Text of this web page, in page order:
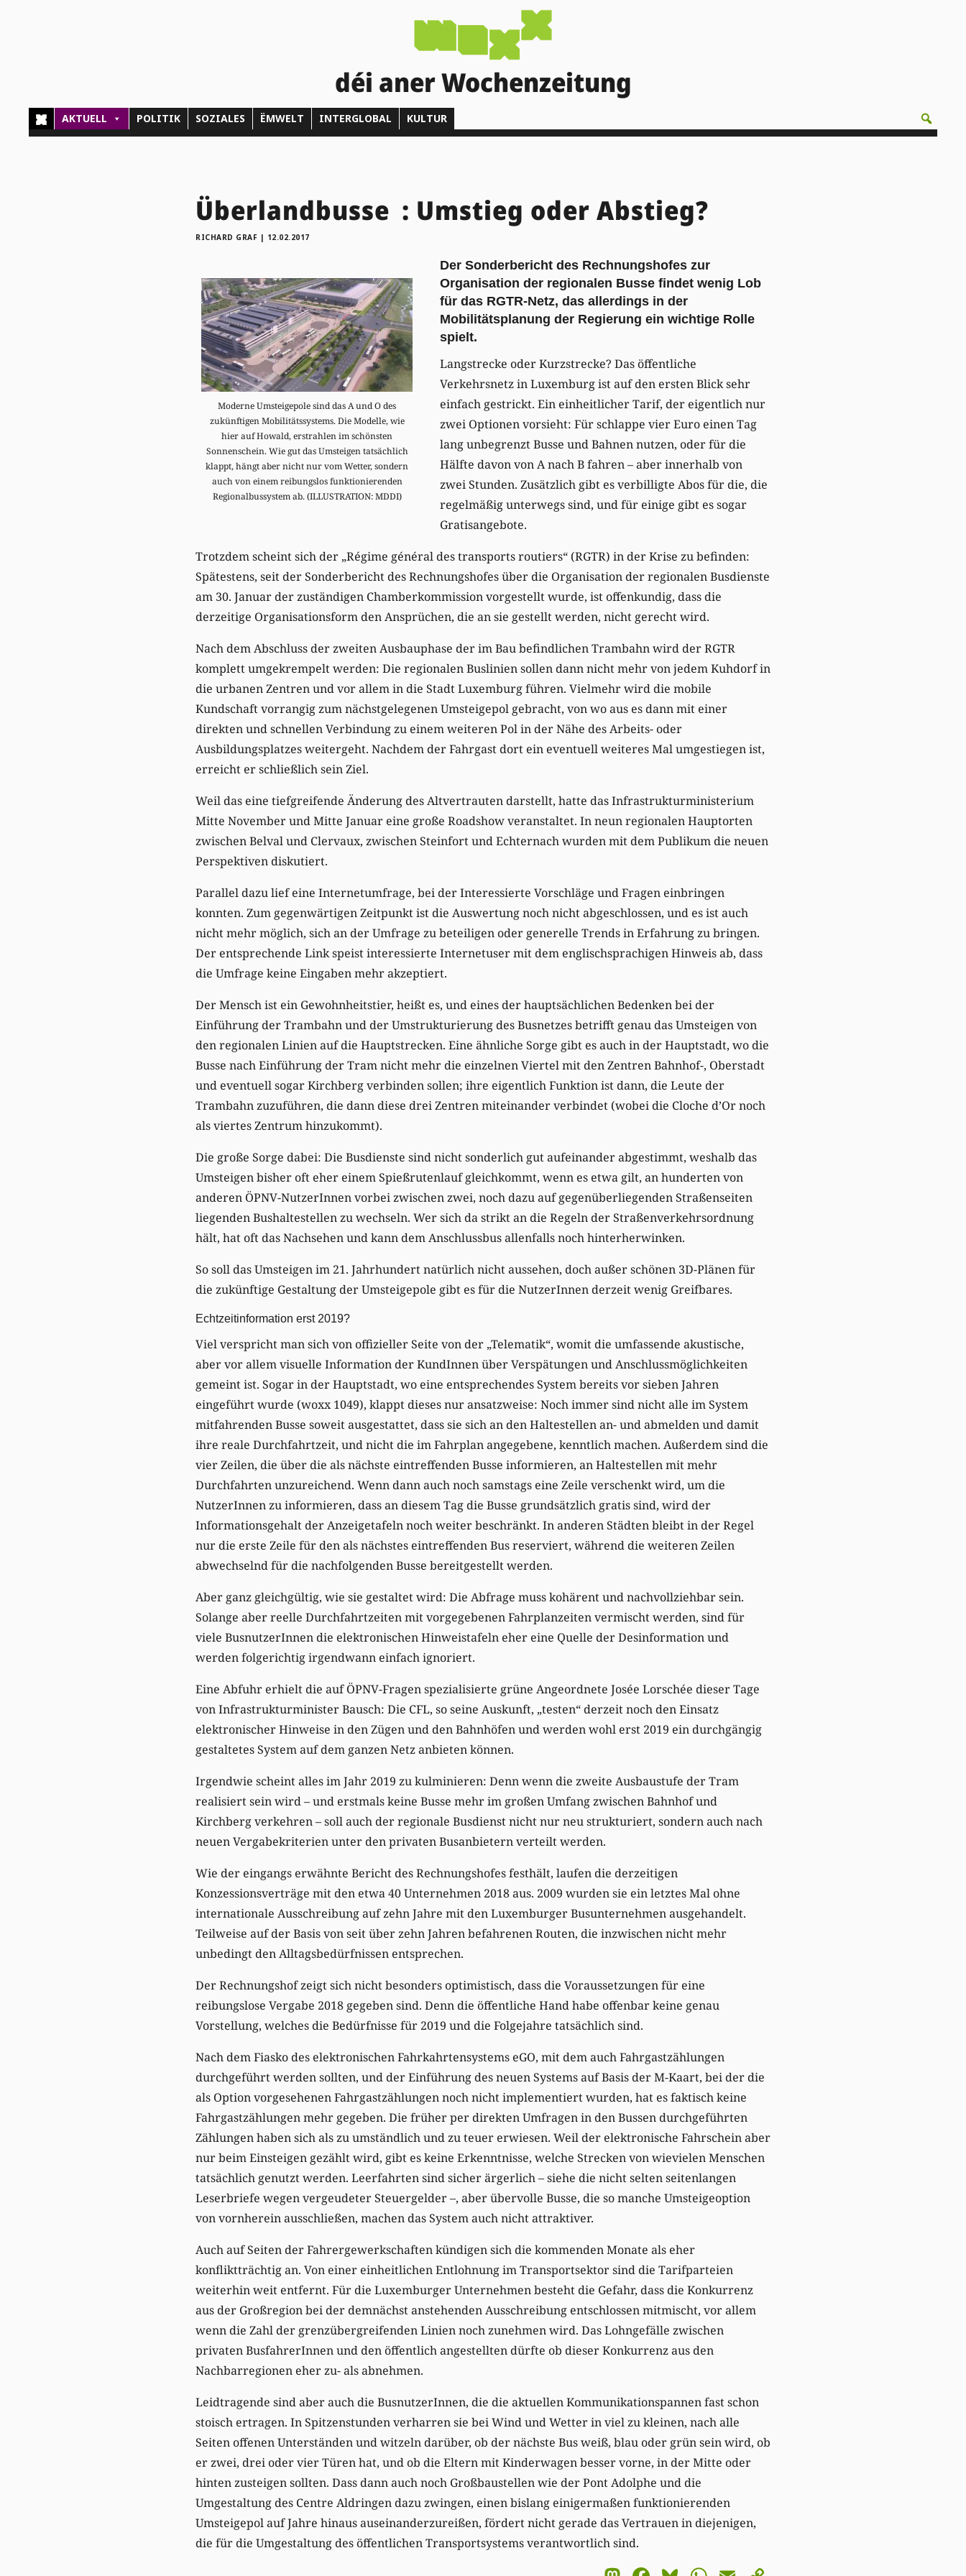
déi aner Wochenzeitung
AKTUELL POLITIK SOZIALES ËMWELT INTERGLOBAL KULTUR
Überlandbusse : Umstieg oder Abstieg?
RICHARD GRAF | 12.02.2017
Moderne Umsteigepole sind das A und O des
zukünftigen Mobilitätssystems. Die Modelle, wie
hier auf Howald, erstrahlen im schönsten
Sonnenschein. Wie gut das Umsteigen tatsächlich
klappt, hängt aber nicht nur vom Wetter, sondern
auch von einem reibungslos funktionierenden
Regionalbussystem ab. (ILLUSTRATION: MDDI)
Der Sonderbericht des Rechnungshofes zur
Organisation der regionalen Busse findet wenig Lob
für das RGTR-Netz, das allerdings in der
Mobilitätsplanung der Regierung ein wichtige Rolle
spielt.
Langstrecke oder Kurzstrecke? Das öffentliche
Verkehrsnetz in Luxemburg ist auf den ersten Blick sehr
einfach gestrickt. Ein einheitlicher Tarif, der eigentlich nur
zwei Optionen vorsieht: Für schlappe vier Euro einen Tag
lang unbegrenzt Busse und Bahnen nutzen, oder für die
Hälfte davon von A nach B fahren – aber innerhalb von
zwei Stunden. Zusätzlich gibt es verbilligte Abos für die, die
regelmäßig unterwegs sind, und für einige gibt es sogar
Gratisangebote.
Trotzdem scheint sich der „Régime général des transports routiers“ (RGTR) in der Krise zu befinden:
Spätestens, seit der Sonderbericht des Rechnungshofes über die Organisation der regionalen Busdienste
am 30. Januar der zuständigen Chamberkommission vorgestellt wurde, ist offenkundig, dass die
derzeitige Organisationsform den Ansprüchen, die an sie gestellt werden, nicht gerecht wird.
Nach dem Abschluss der zweiten Ausbauphase der im Bau befindlichen Trambahn wird der RGTR
komplett umgekrempelt werden: Die regionalen Buslinien sollen dann nicht mehr von jedem Kuhdorf in
die urbanen Zentren und vor allem in die Stadt Luxemburg führen. Vielmehr wird die mobile
Kundschaft vorrangig zum nächstgelegenen Umsteigepol gebracht, von wo aus es dann mit einer
direkten und schnellen Verbindung zu einem weiteren Pol in der Nähe des Arbeits- oder
Ausbildungsplatzes weitergeht. Nachdem der Fahrgast dort ein eventuell weiteres Mal umgestiegen ist,
erreicht er schließlich sein Ziel.
Weil das eine tiefgreifende Änderung des Altvertrauten darstellt, hatte das Infrastrukturministerium
Mitte November und Mitte Januar eine große Roadshow veranstaltet. In neun regionalen Hauptorten
zwischen Belval und Clervaux, zwischen Steinfort und Echternach wurden mit dem Publikum die neuen
Perspektiven diskutiert.
Parallel dazu lief eine Internetumfrage, bei der Interessierte Vorschläge und Fragen einbringen
konnten. Zum gegenwärtigen Zeitpunkt ist die Auswertung noch nicht abgeschlossen, und es ist auch
nicht mehr möglich, sich an der Umfrage zu beteiligen oder generelle Trends in Erfahrung zu bringen.
Der entsprechende Link speist interessierte Internetuser mit dem englischsprachigen Hinweis ab, dass
die Umfrage keine Eingaben mehr akzeptiert.
Der Mensch ist ein Gewohnheitstier, heißt es, und eines der hauptsächlichen Bedenken bei der
Einführung der Trambahn und der Umstrukturierung des Busnetzes betrifft genau das Umsteigen von
den regionalen Linien auf die Hauptstrecken. Eine ähnliche Sorge gibt es auch in der Hauptstadt, wo die
Busse nach Einführung der Tram nicht mehr die einzelnen Viertel mit den Zentren Bahnhof-, Oberstadt
und eventuell sogar Kirchberg verbinden sollen; ihre eigentlich Funktion ist dann, die Leute der
Trambahn zuzuführen, die dann diese drei Zentren miteinander verbindet (wobei die Cloche d’Or noch
als viertes Zentrum hinzukommt).
Die große Sorge dabei: Die Busdienste sind nicht sonderlich gut aufeinander abgestimmt, weshalb das
Umsteigen bisher oft eher einem Spießrutenlauf gleichkommt, wenn es etwa gilt, an hunderten von
anderen ÖPNV-NutzerInnen vorbei zwischen zwei, noch dazu auf gegenüberliegenden Straßenseiten
liegenden Bushaltestellen zu wechseln. Wer sich da strikt an die Regeln der Straßenverkehrsordnung
hält, hat oft das Nachsehen und kann dem Anschlussbus allenfalls noch hinterherwinken.
So soll das Umsteigen im 21. Jahrhundert natürlich nicht aussehen, doch außer schönen 3D-Plänen für
die zukünftige Gestaltung der Umsteigepole gibt es für die NutzerInnen derzeit wenig Greifbares.
Echtzeitinformation erst 2019?
Viel verspricht man sich von offizieller Seite von der „Telematik“, womit die umfassende akustische,
aber vor allem visuelle Information der KundInnen über Verspätungen und Anschlussmöglichkeiten
gemeint ist. Sogar in der Hauptstadt, wo eine entsprechendes System bereits vor sieben Jahren
eingeführt wurde (woxx 1049), klappt dieses nur ansatzweise: Noch immer sind nicht alle im System
mitfahrenden Busse soweit ausgestattet, dass sie sich an den Haltestellen an- und abmelden und damit
ihre reale Durchfahrtzeit, und nicht die im Fahrplan angegebene, kenntlich machen. Außerdem sind die
vier Zeilen, die über die als nächste eintreffenden Busse informieren, an Haltestellen mit mehr
Durchfahrten unzureichend. Wenn dann auch noch samstags eine Zeile verschenkt wird, um die
NutzerInnen zu informieren, dass an diesem Tag die Busse grundsätzlich gratis sind, wird der
Informationsgehalt der Anzeigetafeln noch weiter beschränkt. In anderen Städten bleibt in der Regel
nur die erste Zeile für den als nächstes eintreffenden Bus reserviert, während die weiteren Zeilen
abwechselnd für die nachfolgenden Busse bereitgestellt werden.
Aber ganz gleichgültig, wie sie gestaltet wird: Die Abfrage muss kohärent und nachvollziehbar sein.
Solange aber reelle Durchfahrtzeiten mit vorgegebenen Fahrplanzeiten vermischt werden, sind für
viele BusnutzerInnen die elektronischen Hinweistafeln eher eine Quelle der Desinformation und
werden folgerichtig irgendwann einfach ignoriert.
Eine Abfuhr erhielt die auf ÖPNV-Fragen spezialisierte grüne Angeordnete Josée Lorschée dieser Tage
von Infrastrukturminister Bausch: Die CFL, so seine Auskunft, „testen“ derzeit noch den Einsatz
elektronischer Hinweise in den Zügen und den Bahnhöfen und werden wohl erst 2019 ein durchgängig
gestaltetes System auf dem ganzen Netz anbieten können.
Irgendwie scheint alles im Jahr 2019 zu kulminieren: Denn wenn die zweite Ausbaustufe der Tram
realisiert sein wird – und erstmals keine Busse mehr im großen Umfang zwischen Bahnhof und
Kirchberg verkehren – soll auch der regionale Busdienst nicht nur neu strukturiert, sondern auch nach
neuen Vergabekriterien unter den privaten Busanbietern verteilt werden.
Wie der eingangs erwähnte Bericht des Rechnungshofes festhält, laufen die derzeitigen
Konzessionsverträge mit den etwa 40 Unternehmen 2018 aus. 2009 wurden sie ein letztes Mal ohne
internationale Ausschreibung auf zehn Jahre mit den Luxemburger Busunternehmen ausgehandelt.
Teilweise auf der Basis von seit über zehn Jahren befahrenen Routen, die inzwischen nicht mehr
unbedingt den Alltagsbedürfnissen entsprechen.
Der Rechnungshof zeigt sich nicht besonders optimistisch, dass die Voraussetzungen für eine
reibungslose Vergabe 2018 gegeben sind. Denn die öffentliche Hand habe offenbar keine genau
Vorstellung, welches die Bedürfnisse für 2019 und die Folgejahre tatsächlich sind.
Nach dem Fiasko des elektronischen Fahrkahrtensystems eGO, mit dem auch Fahrgastzählungen
durchgeführt werden sollten, und der Einführung des neuen Systems auf Basis der M-Kaart, bei der die
als Option vorgesehenen Fahrgastzählungen noch nicht implementiert wurden, hat es faktisch keine
Fahrgastzählungen mehr gegeben. Die früher per direkten Umfragen in den Bussen durchgeführten
Zählungen haben sich als zu umständlich und zu teuer erwiesen. Weil der elektronische Fahrschein aber
nur beim Einsteigen gezählt wird, gibt es keine Erkenntnisse, welche Strecken von wievielen Menschen
tatsächlich genutzt werden. Leerfahrten sind sicher ärgerlich – siehe die nicht selten seitenlangen
Leserbriefe wegen vergeudeter Steuergelder –, aber übervolle Busse, die so manche Umsteigeoption
von vornherein ausschließen, machen das System auch nicht attraktiver.
Auch auf Seiten der Fahrergewerkschaften kündigen sich die kommenden Monate als eher
konfliktträchtig an. Von einer einheitlichen Entlohnung im Transportsektor sind die Tarifparteien
weiterhin weit entfernt. Für die Luxemburger Unternehmen besteht die Gefahr, dass die Konkurrenz
aus der Großregion bei der demnächst anstehenden Ausschreibung entschlossen mitmischt, vor allem
wenn die Zahl der grenzübergreifenden Linien noch zunehmen wird. Das Lohngefälle zwischen
privaten BusfahrerInnen und den öffentlich angestellten dürfte ob dieser Konkurrenz aus den
Nachbarregionen eher zu- als abnehmen.
Leidtragende sind aber auch die BusnutzerInnen, die die aktuellen Kommunikationspannen fast schon
stoisch ertragen. In Spitzenstunden verharren sie bei Wind und Wetter in viel zu kleinen, nach alle
Seiten offenen Unterständen und witzeln darüber, ob der nächste Bus weiß, blau oder grün sein wird, ob
er zwei, drei oder vier Türen hat, und ob die Eltern mit Kinderwagen besser vorne, in der Mitte oder
hinten zusteigen sollten. Dass dann auch noch Großbaustellen wie der Pont Adolphe und die
Umgestaltung des Centre Aldringen dazu zwingen, einen bislang einigermaßen funktionierenden
Umsteigepol auf Jahre hinaus auseinanderzureißen, fördert nicht gerade das Vertrauen in diejenigen,
die für die Umgestaltung des öffentlichen Transportsystems verantwortlich sind.